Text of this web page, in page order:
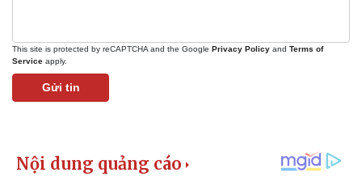
This site is protected by reCAPTCHA and the Google Privacy Policy and Terms of
Service apply.
Gửi tin